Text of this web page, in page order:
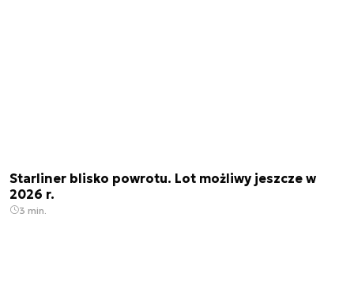
Starliner blisko powrotu. Lot możliwy jeszcze w
2026 r.
3 min.